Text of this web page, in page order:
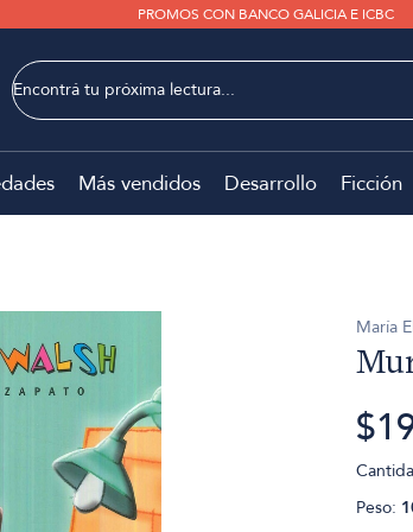
PROMOS CON BANCO GALICIA E ICBC
Más vendidos Desarrollo Ficción
María
Peso: